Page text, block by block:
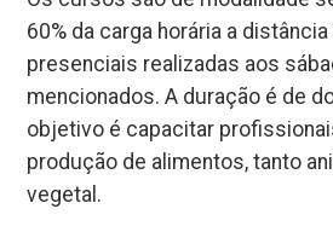
60% da carga horária a
presenciais realizadas aos
mencionados. A duração é de
objetivo é capacitar
produção de alimentos, tanto
vegetal.